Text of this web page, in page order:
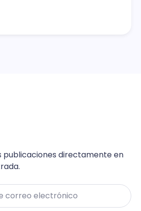
publicaciones directamente en